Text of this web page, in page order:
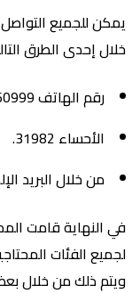
يمكن للجميع
خلال إحدى الطرق
رقم الهاتف 8003060999.
الأحساء 31982.
من خلال البريد
في النهاية قامت
لجميع الفئات
ويتم ذلك من خلال